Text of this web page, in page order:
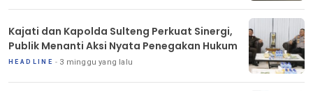
Kajati dan Kapolda Sulteng Perkuat Sinergi,
Publik Menanti Aksi Nyata Penegakan Hukum
HEADLINE 3 minggu yang lalu